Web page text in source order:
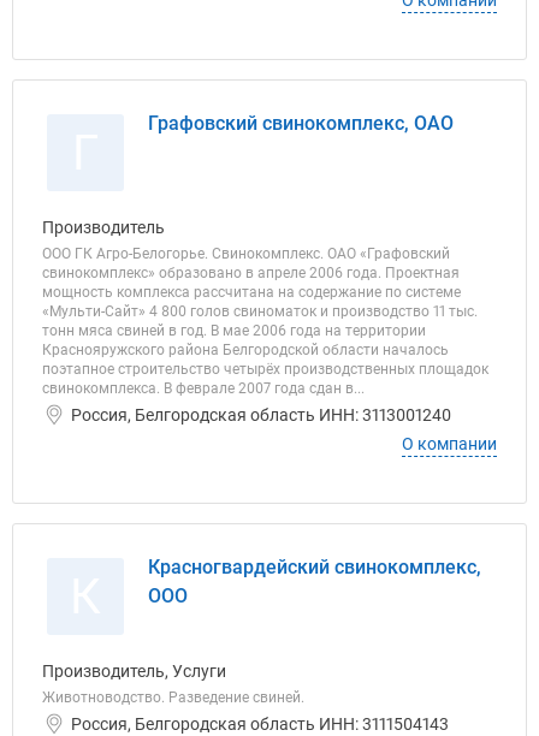
Графовский свинокомплекс, ОАО
Производитель
ООО ГК Агро-Белогорье. Свинокомплекс. ОАО «Графовский
свинокомплекс» образовано в апреле 2006 года. Проектная
мощность комплекса рассчитана на содержание по системе
«Мульти-Сайт» 4 800 голов свиноматок и производство 11 тыс.
тонн мяса свиней в год. В мае 2006 года на территории
Краснояружского района Белгородской области началось
поэтапное строительство четырёх производственных площадок
свинокомплекса. В феврале 2007 года сдан в...
Россия, Белгородская область ИНН: 3113001240
О компании
Красногвардейский свинокомплекс,
ООО
Производитель, Услуги
Животноводство. Разведение свиней.
Россия, Белгородская область ИНН: 3111504143